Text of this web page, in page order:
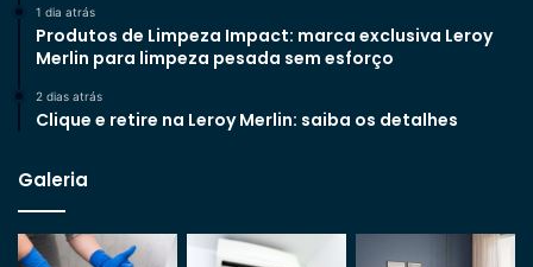
1 dia atrás
Produtos de Limpeza Impact: marca exclusiva Leroy
Merlin para limpeza pesada sem esforço
2 dias atrás
Clique e retire na Leroy Merlin: saiba os detalhes
Galeria